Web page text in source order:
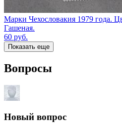
Марки Чехословакия 1979 года.
Гашеная.
60 руб.
Показать еще
Вопросы
Новый вопрос